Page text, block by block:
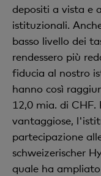
depositi a vista e
istituzionali.
basso livello dei
rendessero più
fiducia al nostro
hanno così
12,0 mia. di CHF.
vantaggiose,
partecipazione
schweizerischer
quale ha